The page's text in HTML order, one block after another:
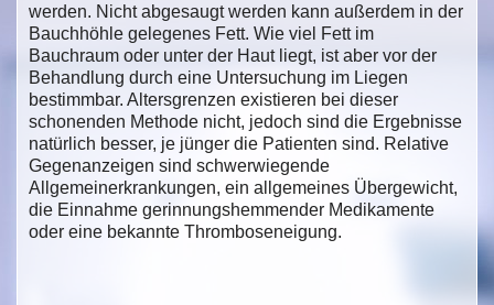
werden. Nicht abgesaugt werden kann außerdem in der
Bauchhöhle gelegenes Fett. Wie viel Fett im
Bauchraum oder unter der Haut liegt, ist aber vor der
Behandlung durch eine Untersuchung im Liegen
bestimmbar. Altersgrenzen existieren bei dieser
schonenden Methode nicht, jedoch sind die Ergebnisse
natürlich besser, je jünger die Patienten sind. Relative
Gegenanzeigen sind schwerwiegende
Allgemeinerkrankungen, ein allgemeines Übergewicht,
die Einnahme gerinnungshemmender Medikamente
oder eine bekannte Thromboseneigung.